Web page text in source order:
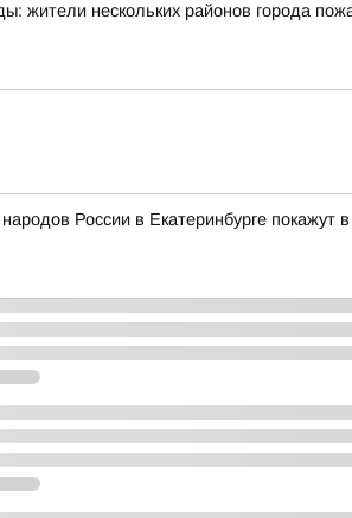
жители нескольких районов города
России в Екатеринбурге покажут